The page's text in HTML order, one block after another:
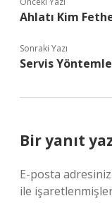
Ahlatı Kim
Sonraki Yazı
Servis
Bir yanıt
E-posta
ile